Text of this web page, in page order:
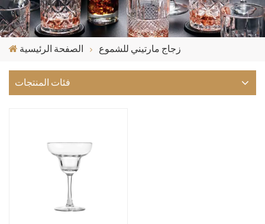
الصفحة الرئيسية زجاج مارتيني للشموع
فئات المنتجات